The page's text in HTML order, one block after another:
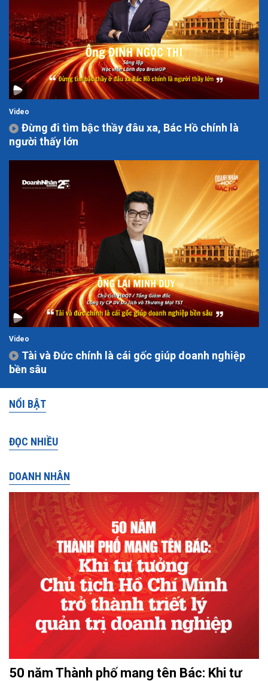
Video
Đừng đi tìm bậc thầy đâu xa, Bác Hồ chính là
người thấy lớn
Video
Tài và Đức chính là cái gốc giúp doanh nghiệp
bền sâu
NỔI BẬT
ĐỌC NHIỀU
DOANH NHÂN
50 năm Thành phố mang tên Bác: Khi tư